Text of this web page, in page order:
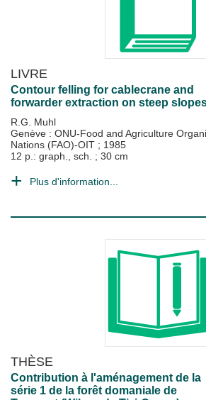
LIVRE
Contour felling for cablecrane and
forwarder extraction on steep
R.G. Muhl
Genève : ONU-Food and Agriculture
Nations (FAO)-OIT ; 1985
12 p.: graph., sch. ; 30 cm
Plus d'information...
THÈSE
Contribution à l'aménagement de la
série 1 de la forêt domaniale de